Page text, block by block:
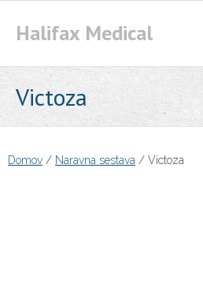
Halifax Medical
Victoza
Domov / Naravna sestava / Victoza